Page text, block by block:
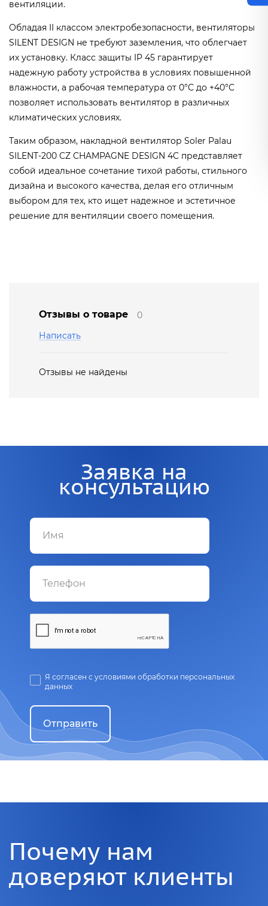
вентиляции.
Обладая II классом электробезопасности, вентиляторы
SILENT DESIGN не требуют заземления, что облегчает
их установку. Класс защиты IP 45 гарантирует
надежную работу устройства в условиях повышенной
влажности, а рабочая температура от 0°С до +40°С
позволяет использовать вентилятор в различных
климатических условиях.
Таким образом, накладной вентилятор Soler Palau
SILENT-200 CZ CHAMPAGNE DESIGN 4C представляет
собой идеальное сочетание тихой работы, стильного
дизайна и высокого качества, делая его отличным
выбором для тех, кто ищет надежное и эстетичное
решение для вентиляции своего помещения.
Отзывы о товаре
0
Написать
Отзывы не найдены
Заявка на
консультацию
Я согласен с условиями обработки персональных
данных
Отправить
Почему нам
доверяют клиенты